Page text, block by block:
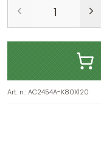
Art. n.:AC2454A-K80X120